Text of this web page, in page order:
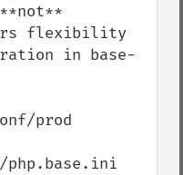
**not**
flexibility
in base-
prod
php.base.ini